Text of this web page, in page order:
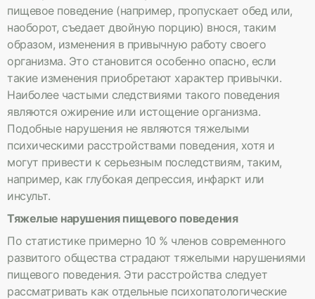
пищевое поведение (например, пропускает обед или,
наоборот, съедает двойную порцию) внося, таким
образом, изменения в привычную работу своего
организма. Это становится особенно опасно, если
такие изменения приобретают характер привычки.
Наиболее частыми следствиями такого поведения
являются ожирение или истощение организма.
Подобные нарушения не являются тяжелыми
психическими расстройствами поведения, хотя и
могут привести к серьезным последствиям, таким,
например, как глубокая депрессия, инфаркт или
инсульт.
Тяжелые нарушения пищевого поведения
По статистике примерно 10 % членов современного
развитого общества страдают тяжелыми нарушениями
пищевого поведения. Эти расстройства следует
рассматривать как отдельные психопатологические